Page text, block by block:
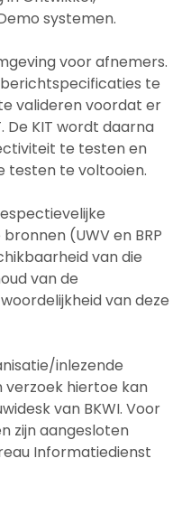
systemen.
voor afnemers.
te
valideren voordat er
De KIT wordt daarna
te testen en
testen te voltooien.
(UWV en BRP
van die
van de
van deze
inlezende
verzoek hiertoe kan
van BKWI. Voor
zijn aangesloten
Informatiedienst